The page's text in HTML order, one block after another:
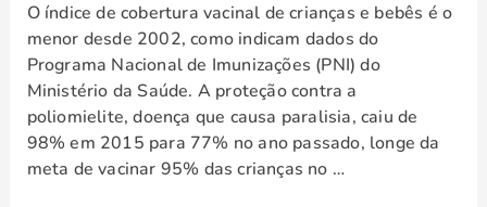
O índice de cobertura vacinal de crianças e bebês é o
menor desde 2002, como indicam dados do
Programa Nacional de Imunizações (PNI) do
Ministério da Saúde. A proteção contra a
poliomielite, doença que causa paralisia, caiu de
98% em 2015 para 77% no ano passado, longe da
meta de vacinar 95% das crianças no …